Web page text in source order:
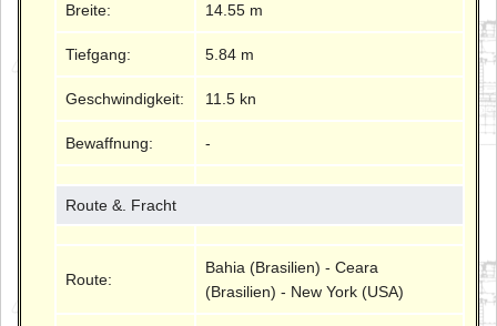
Breite: 14.55 m
Tiefgang: 5.84 m
Geschwindigkeit: 11.5 kn
Bewaffnung: -
Route &. Fracht
Route:
Bahia (Brasilien) - Ceara
(Brasilien) - New York (USA)